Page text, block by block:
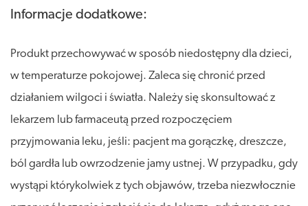
Informacje dodatkowe:
Produkt przechowywać w sposób niedostępny dla dzieci,
w temperaturze pokojowej. Zaleca się chronić przed
działaniem wilgoci i światła. Należy się skonsultować z
lekarzem lub farmaceutą przed rozpoczęciem
przyjmowania leku, jeśli: pacjent ma gorączkę, dreszcze,
ból gardła lub owrzodzenie jamy ustnej. W przypadku, gdy
wystąpi którykolwiek z tych objawów, trzeba niezwłocznie